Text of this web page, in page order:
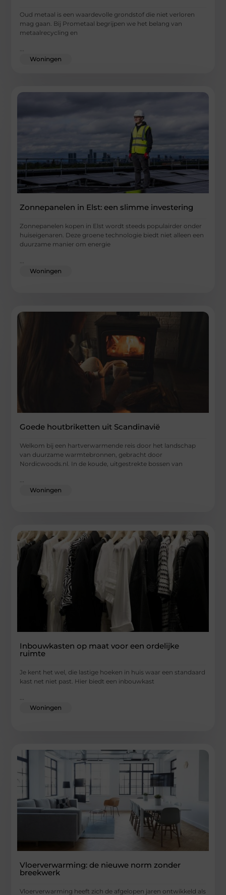
Oud metaal is een waardevolle grondstof die niet verloren
mag gaan. Bij Prometaal begrijpen we het belang van
metaalrecycling en
...
Woningen
Zonnepanelen in Elst: een slimme investering
Zonnepanelen kopen in Elst wordt steeds populairder onder
huiseigenaren. Deze groene technologie biedt niet alleen een
duurzame manier om energie
Woningen
Goede houtbriketten uit Scandinavië
Welkom bij een hartverwarmende reis door het landschap
van duurzame warmtebronnen, gebracht door
Nordicwoods.nl. In de koude, uitgestrekte bossen van
...
Woningen
Inbouwkasten op maat voor een ordelijke
ruimte
Je kent het wel, die lastige hoeken in huis waar een standaard
kast net niet past. Hier biedt een inbouwkast
...
Woningen
Vloerverwarming: de nieuwe norm zonder
breekwerk
Vloerverwarming heeft zich de afgelopen jaren ontwikkeld als